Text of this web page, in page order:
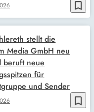
bookmark_border
bookmark_border
stellt die
Media GmbH neu
beruft neue
für
und Sender